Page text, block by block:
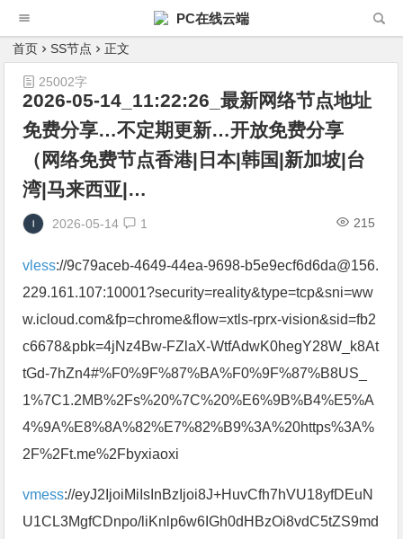
PC在线云端
首页 SS节点 正文
2026-05-14_11:22:26_最新网络节点地址
免费分享…不定期更新…开放免费分享
（网络免费节点香港|日本|韩国|新加坡|台
湾|马来西亚|…
2026-05-14 1 215
25002字
vless://9c79aceb-4649-44ea-9698-b5e9ecf6d6da@156.
229.161.107:10001?security=reality&type=tcp&sni=ww
w.icloud.com&fp=chrome&flow=xtls-rprx-vision&sid=fb2
c6678&pbk=4jNz4Bw-FZlaX-WtfAdwK0hegY28W_k8At
tGd-7hZn4#%F0%9F%87%BA%F0%9F%87%B8US_
1%7C1.2MB%2Fs%20%7C%20%E6%9B%B4%E5%A
4%9A%E8%8A%82%E7%82%B9%3A%20https%3A%
2F%2Ft.me%2Fbyxiaoxi
vmess://eyJ2IjoiMiIsInBzIjoi8J+HuvCfh7hVU18yfDEuN
U1CL3MgfCDnpo/liKnlp6w6IGh0dHBzOi8vdC5tZS9md